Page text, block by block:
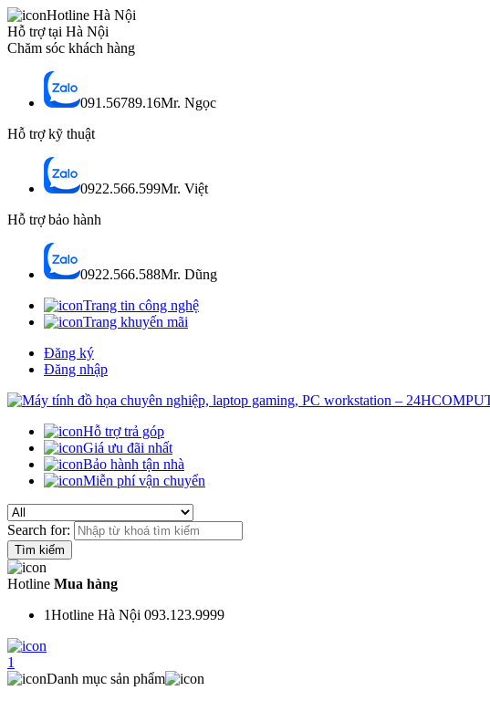
Hotline Hà Nội
Hỗ trợ tại Hà Nội
Chăm sóc khách hàng
091.56789.16Mr. Ngọc
Hỗ trợ kỹ thuật
0922.566.599Mr. Việt
Hỗ trợ bảo hành
0922.566.588Mr. Dũng
Trang tin công nghệ
Trang khuyến mãi
Đăng ký
Đăng nhập
Hỗ trợ trả góp
Giá ưu đãi nhất
Bảo hành tận nhà
Miễn phí vận chuyển
Search for:
Hotline Mua hàng
1Hotline Hà Nội 093.123.9999
1
Danh mục sản phẩm